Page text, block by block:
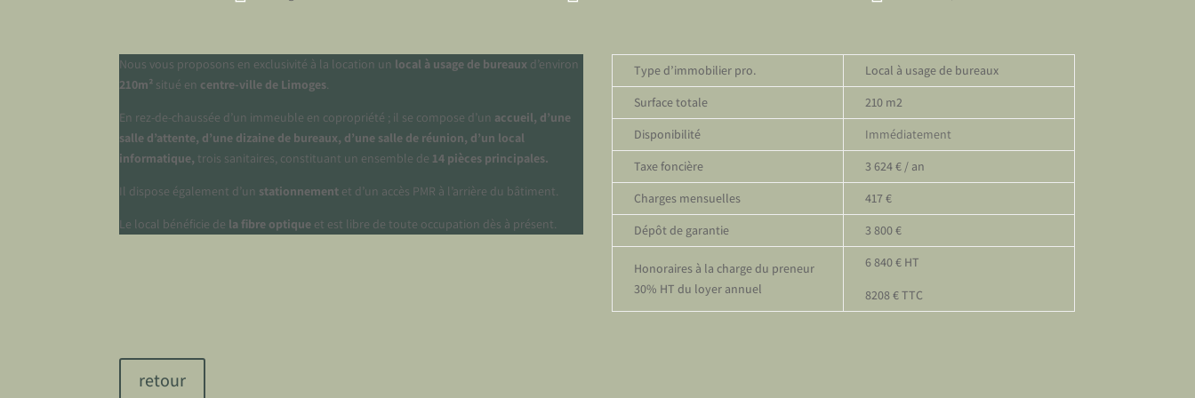
Nous vous proposons en exclusivité à la location un local à usage de bureaux d’environ
210m² situé en centre-ville de Limoges.
En rez-de-chaussée d’un immeuble en copropriété ; il se compose d’un accueil, d’une
salle d’attente, d’une dizaine de bureaux, d’une salle de réunion, d’un local
informatique, trois sanitaires, constituant un ensemble de 14 pièces principales.
Il dispose également d’un stationnement et d’un accès PMR à l’arrière du bâtiment.
Le local bénéficie de la fibre optique et est libre de toute occupation dès à présent.
Type d’immobilier pro.
Local à usage de bureaux
Surface totale
210 m2
Disponibilité
Immédiatement
Taxe foncière
3 624 € / an
Charges mensuelles
417 €
Dépôt de garantie
3 800 €
Honoraires à la charge du preneur
30% HT du loyer annuel
6 840 € HT
8208 € TTC
retour